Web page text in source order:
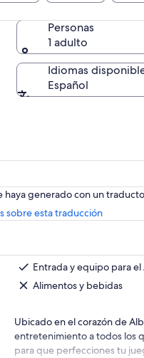
Personas
1 adulto
Idiomas
Español
haya generado con un
sobre esta traducciónSe
nueva
pestaña
Entrada y equipo para
Alimentos y bebidas
Ubicado en el corazón de
entretenimiento a todos los
para que perfecciones tu